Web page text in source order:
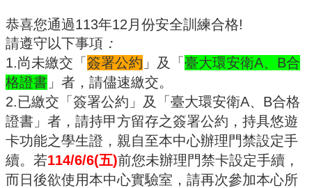
無
塵
室
儀
器
設
備
無
塵
室
恭喜您通過113年12 月份安全訓練合格!
請遵守以下事項 ：
1.尚未繳交「 簽署公約 」及「 臺大環安衛A、 B合
格證書 」者，請儘速繳交。
2.已繳交「簽署公約」及「臺大環安衛A、 B合格
證書」者，請持甲方留存之簽署公約，持具悠遊
卡功能之學生證，親自至本中心辦理門禁設定手
續。若114/6/6(五)前您未辦理門禁卡設定手續，
而日後欲使用本中心實驗室，請再次參加本心所